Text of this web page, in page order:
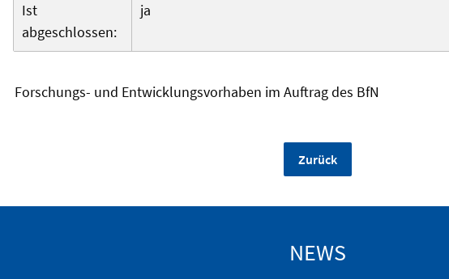
Ist
abgeschlossen:
ja
Forschungs- und Entwicklungsvorhaben im Auftrag des BfN
Zurück
NEWS